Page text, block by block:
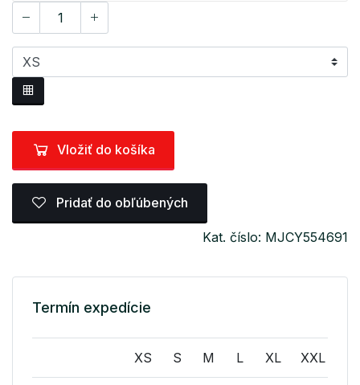
Vložiť do košíka
Pridať do obľúbených
Kat. číslo: MJCY554691
Termín expedície
XS S M L XL XXL